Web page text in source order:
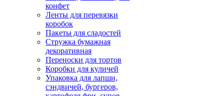
конфет
Ленты для перевязки
коробок
Пакеты для сладостей
Стружка бумажная
декоративная
Переноски для тортов
Коробки для куличей
Упаковка для лапши,
сэндвичей, бургеров,